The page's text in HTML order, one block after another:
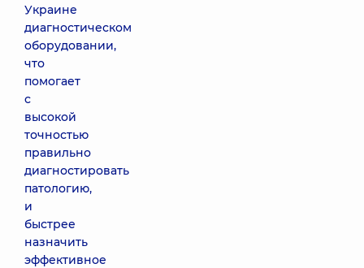
Украине
диагностическом
оборудовании,
что
помогает
с
высокой
точностью
правильно
диагностировать
патологию,
и
быстрее
назначить
эффективное